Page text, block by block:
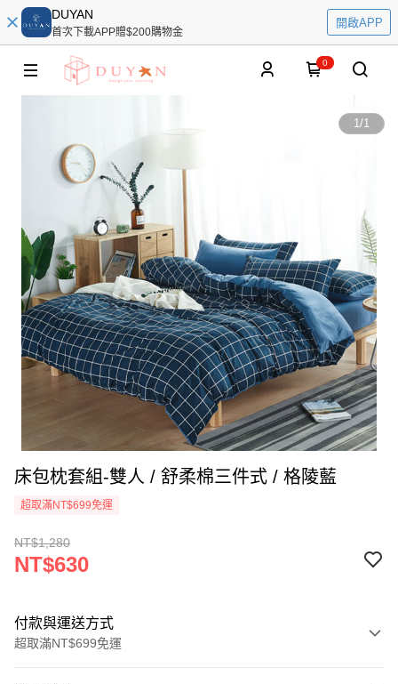
DUYAN
首次下載APP贈$200購物金
開啟APP
0
1/1
床包枕套組-雙人 / 舒柔棉三件式 / 格陵藍
超取滿NT$699免運
NT$1,280
NT$630
付款與運送方式
超取滿NT$699免運